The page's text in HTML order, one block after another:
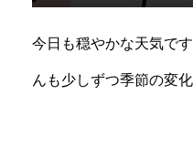
今日も穏やかな天気で
んも少しずつ季節の変